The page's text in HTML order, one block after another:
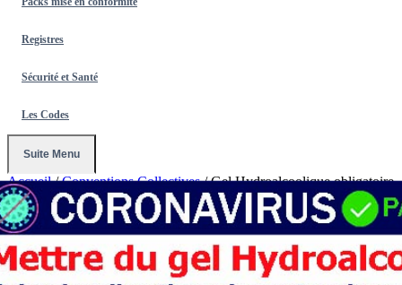
Registres
Sécurité et Santé
Les Codes
Suite Menu
Accueil / Conventions Collectives / Gel Hydroalcoolique obligatoire
avant d'entrer - Affichage signalétique